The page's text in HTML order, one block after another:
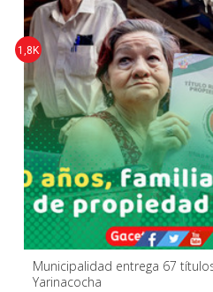
Municipalidad entrega 67
Yarinacocha
1,8K